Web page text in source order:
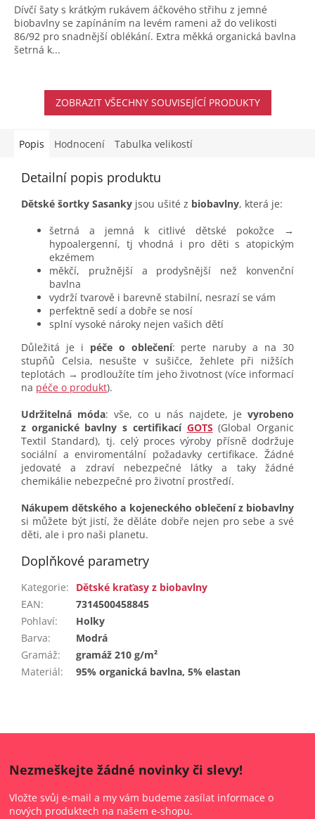
Dívčí šaty s krátkým rukávem áčkového střihu z jemné
biobavlny se zapínáním na levém rameni až do velikosti
86/92 pro snadnější oblékání. Extra měkká organická bavlna
šetrná k...
ZOBRAZIT VŠECHNY SOUVISEJÍCÍ PRODUKTY
Popis Hodnocení Tabulka velikostí
Detailní popis produktu
Dětské šortky Sasanky jsou ušité z biobavlny, která je:
šetrná a jemná k citlivé dětské pokožce →
hypoalergenní, tj vhodná i pro děti s atopickým
ekzémem
měkčí, pružnější a prodyšnější než konvenční
bavlna
vydrží tvarově i barevně stabilní, nesrazí se vám
perfektně sedí a dobře se nosí
splní vysoké nároky nejen vašich dětí
Důležitá je i péče o oblečení: perte naruby a na 30
stupňů Celsia, nesušte v sušičce, žehlete při nižších
teplotách → prodloužíte tím jeho životnost (více informací
na péče o produkt).
Udržitelná móda: vše, co u nás najdete, je vyrobeno
z organické bavlny s certifikací GOTS (Global Organic
Textil Standard), tj. celý proces výroby přísně dodržuje
sociální a enviromentální požadavky certifikace. Žádné
jedovaté a zdraví nebezpečné látky a taky žádné
chemikálie nebezpečné pro životní prostředí.
Nákupem dětského a kojeneckého oblečení z biobavlny
si můžete být jistí, že děláte dobře nejen pro sebe a své
děti, ale i pro naši planetu.
Doplňkové parametry
Kategorie:
Dětské kraťasy z biobavlny
EAN:
7314500458845
Pohlaví:
Holky
Barva:
Modrá
Gramáž:
gramáž 210 g/m²
Materiál: 95% organická bavlna, 5% elastan
Nezmeškejte žádné novinky či slevy!
Vložte svůj e-mail a my vám budeme zasílat informace o
nových produktech na našem e-shopu.